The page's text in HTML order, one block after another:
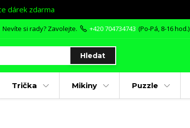
dárek zdarma
Hledat
Nevíte si rady? Zavolejte. +420 704734743 (Po-Pá, 8-16 hod.)
Trička Mikiny Puzzle